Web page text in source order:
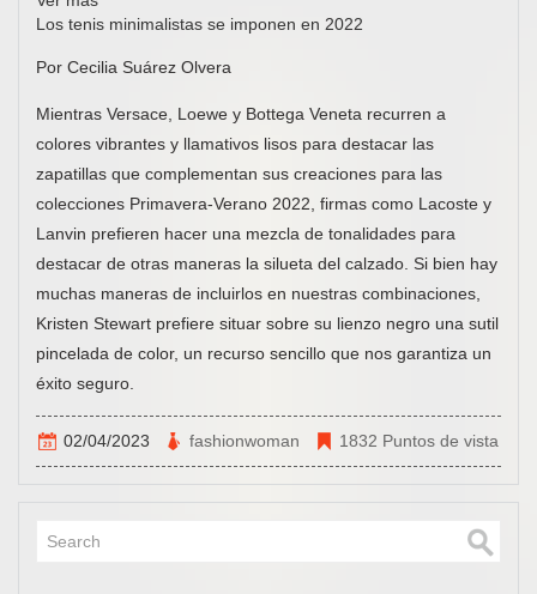
Los tenis minimalistas se imponen en 2022
Por Cecilia Suárez Olvera
Mientras Versace, Loewe y Bottega Veneta recurren a
colores vibrantes y llamativos lisos para destacar las
zapatillas que complementan sus creaciones para las
colecciones Primavera-Verano 2022, firmas como Lacoste y
Lanvin prefieren hacer una mezcla de tonalidades para
destacar de otras maneras la silueta del calzado. Si bien hay
muchas maneras de incluirlos en nuestras combinaciones,
Kristen Stewart prefiere situar sobre su lienzo negro una sutil
pincelada de color, un recurso sencillo que nos garantiza un
éxito seguro.
02/04/2023 fashionwoman 1832 Puntos de vista